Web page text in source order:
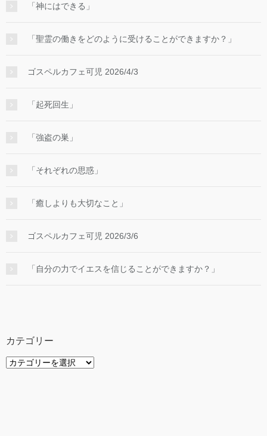
「神にはできる」
「聖霊の働きをどのように受けることができますか？」
ゴスペルカフェ可児 2026/4/3
「起死回生」
「強盗の巣」
「それぞれの思惑」
「癒しよりも大切なこと」
ゴスペルカフェ可児 2026/3/6
「自分の力でイエスを信じることができますか？」
カテゴリー
カ